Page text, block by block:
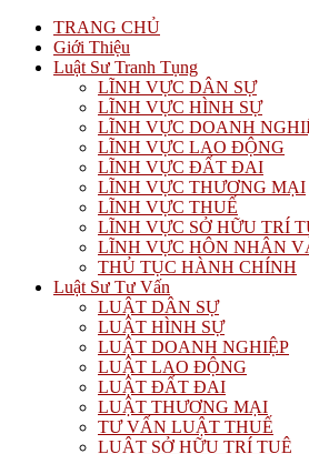
TRANG CHỦ
Giới Thiệu
Luật Sư Tranh Tụng
LĨNH VỰC DÂN SỰ
LĨNH VỰC HÌNH SỰ
LĨNH VỰC DOANH
LĨNH VỰC LAO ĐỘNG
LĨNH VỰC ĐẤT ĐAI
LĨNH VỰC THƯƠNG MẠI
LĨNH VỰC THUẾ
LĨNH VỰC SỞ HỮU TRÍ
LĨNH VỰC HÔN NHÂN
THỦ TỤC HÀNH CHÍNH
Luật Sư Tư Vấn
LUẬT DÂN SỰ
LUẬT HÌNH SỰ
LUẬT DOANH NGHIỆP
LUẬT LAO ĐỘNG
LUẬT ĐẤT ĐAI
LUẬT THƯƠNG MẠI
TƯ VẤN LUẬT THUẾ
LUẬT SỞ HỮU TRÍ TUỆ